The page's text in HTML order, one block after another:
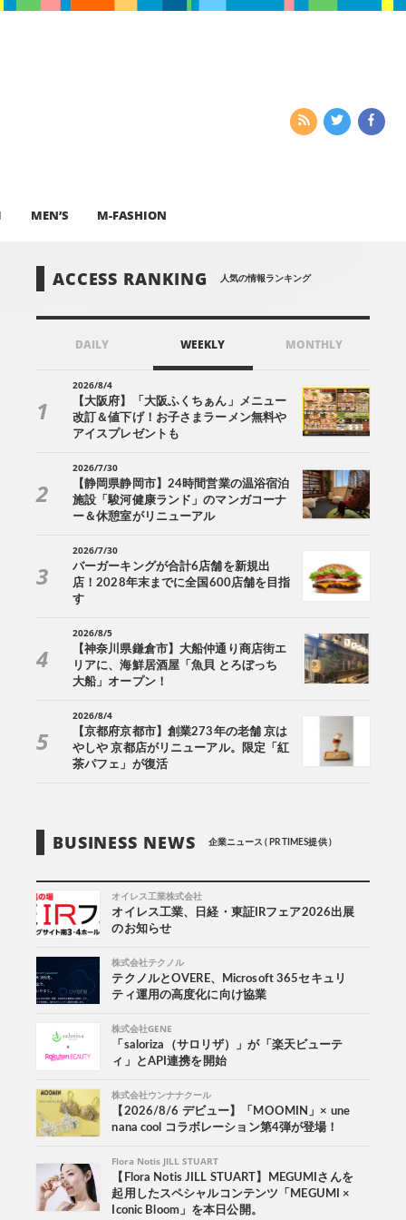
MEN’S M-FASHION
ACCESS RANKING 人気の情報ランキング
DAILY WEEKLY MONTHLY
2026/8/4
【大阪府】「大阪ふくちぁん」メニュー
改訂＆値下げ！お子さまラーメン無料や
アイスプレゼントも
2026/7/30
【静岡県静岡市】24時間営業の温浴宿泊
施設「駿河健康ランド」のマンガコーナ
ー＆休憩室がリニューアル
2026/7/30
バーガーキングが合計6店舗を新規出
店！2028年末までに全国600店舗を目指
す
2026/8/5
【神奈川県鎌倉市】大船仲通り商店街エ
リアに、海鮮居酒屋「魚貝 とろぼっち
大船」オープン！
2026/8/4
【京都府京都市】創業273年の老舗 京は
やしや 京都店がリニューアル。限定「紅
茶パフェ」が復活
BUSINESS NEWS 企業ニュース ( PR TIMES提供 )
オイレス工業株式会社
オイレス工業、日経・東証IRフェア2026出展
のお知らせ
株式会社テクノル
テクノルとOVERE、Microsoft 365セキュリ
ティ運用の高度化に向け協業
株式会社GENE
「saloriza（サロリザ）」が「楽天ビューテ
ィ」とAPI連携を開始
株式会社ウンナナクール
【2026/8/6 デビュー】「MOOMIN」× une
nana cool コラボレーション第4弾が登場！
Flora Notis JILL STUART
【Flora Notis JILL STUART】MEGUMIさんを
起用したスペシャルコンテンツ「MEGUMI ×
Iconic Bloom」を本日公開。